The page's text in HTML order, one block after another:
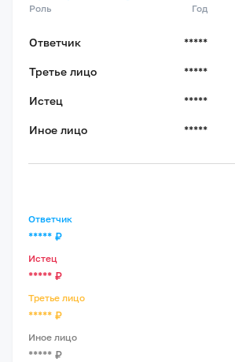
Роль Год
Ответчик *****
Третье лицо *****
Истец *****
Иное лицо *****
Ответчик
***** ₽
Истец
***** ₽
Третье лицо
***** ₽
Иное лицо
***** ₽